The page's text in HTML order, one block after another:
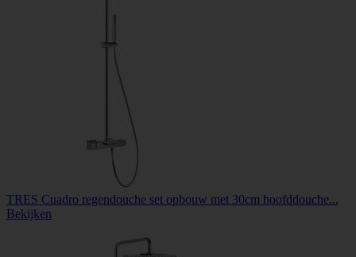
TRES Cuadro regendouche set opbouw met 30cm hoofddouche...
Bekijken